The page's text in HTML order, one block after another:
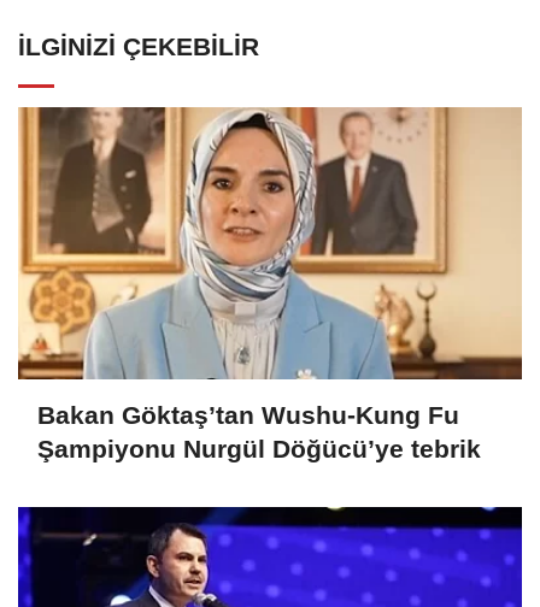
İLGINIZI ÇEKEBILIR
Bakan Göktaş’tan Wushu-Kung Fu
Şampiyonu Nurgül Döğücü’ye tebrik